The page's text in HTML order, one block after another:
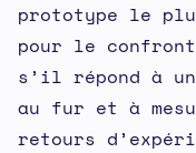
prototype le
pour le
s’il répond à
au fur et à
retours